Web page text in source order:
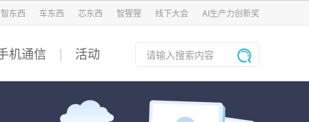
智东西 车东西 芯东西 智猩猩 线下大会 AI生产力创新奖
机通信 活动